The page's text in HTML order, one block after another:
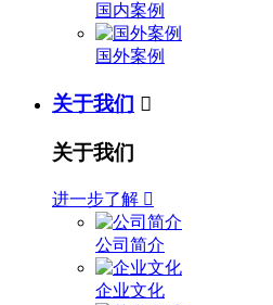
国内案例
国外案例
关于我们 
关于我们
进一步了解 
公司简介
企业文化